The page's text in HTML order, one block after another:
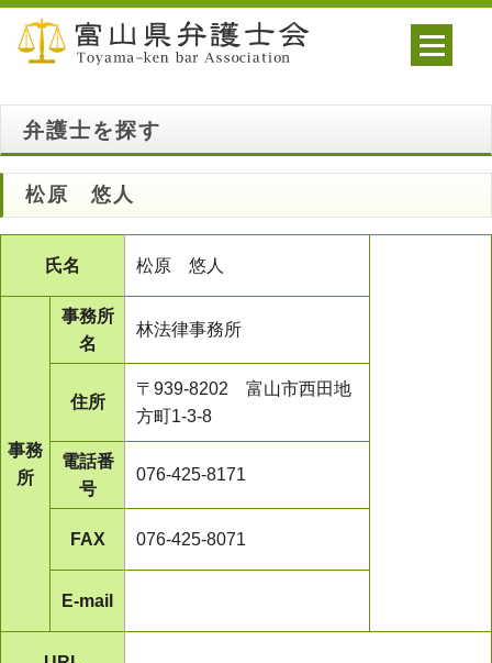
弁護士を探す
松原 悠人
氏名 松原 悠人
事務
所
事務所
名
林法律事務所
住所
〒939-8202 富山市西田地
方町1-3-8
電話番
号
076-425-8171
FAX 076-425-8071
E-mail